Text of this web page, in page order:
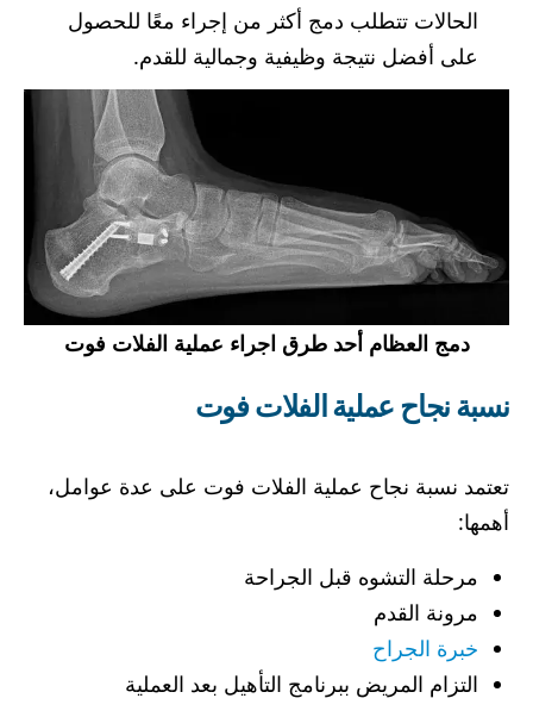
الحالات تتطلب دمج أكثر من إجراء معًا للحصول
على أفضل نتيجة وظيفية وجمالية للقدم.
دمج العظام أحد طرق اجراء عملية الفلات فوت
نسبة نجاح عملية الفلات فوت
تعتمد نسبة نجاح عملية الفلات فوت على عدة عوامل،
أهمها:
مرحلة التشوه قبل الجراحة
مرونة القدم
خبرة الجراح
التزام المريض ببرنامج التأهيل بعد العملية